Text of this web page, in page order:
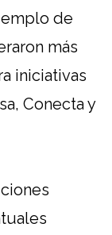
de
más
iniciativas
Conecta y